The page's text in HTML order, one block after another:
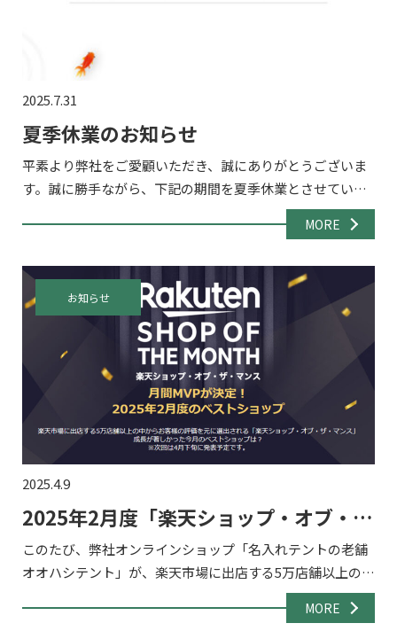
2025.7.31
夏季休業のお知らせ
平素より弊社をご愛顧いただき、誠にありがとうございま
す。誠に勝手ながら、下記の期間を夏季休業とさせていた
だきます。 ■休業期間：2025年8月13日（水）～8月17日
（日） 8/18(月)から通常通り営業開始いたしますの […]
MORE
2025.4.9
2025年2月度「楽天ショップ・オブ・
ザ・マンス」を受賞!
このたび、弊社オンラインショップ「名入れテントの老舗
オオハシテント」が、楽天市場に出店する5万店舗以上の中
から選出される『楽天ショップ・オブ・ザ・マンス 2025年
2月度 ジャンル賞』「アウトドア・レジャー」部門を受賞
お知らせ
MORE